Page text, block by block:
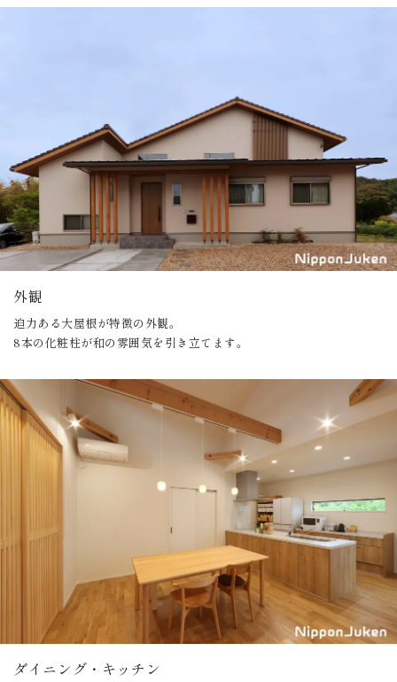
外観
迫力ある大屋根が特徴の外観。
8本の化粧柱が和の雰囲気を引き立てます。
ダイニング・キッチン